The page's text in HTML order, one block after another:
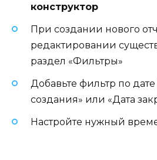
конструктор
При создании нового
редактировании
раздел «Фильтры»
Добавьте фильтр по
создания» или «Дата
Настройте нужный